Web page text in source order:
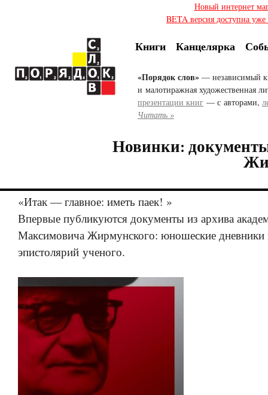
Новый интернет
BETA версия доступна
Книги Канцелярка
«Порядок слов» — независимый
и малотиражная художественная
презентации книг — с авторами,
Читать »
Новинки:
«Итак — главное: иметь паек! »
Впервые публикуются документы из архива
Максимовича Жирмунского: юношеские дневники
эпистолярий ученого.